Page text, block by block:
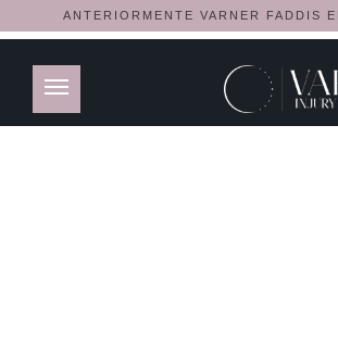
ANTERIORMENTE VARNER FADDIS